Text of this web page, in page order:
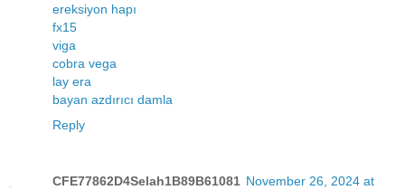
ereksiyon hapı
fx15
viga
cobra vega
lay era
bayan azdırıcı damla
Reply
CFE77862D4Selah1B89B61081 November 26, 2024 at